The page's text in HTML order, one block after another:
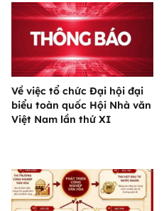
Về việc tổ chức Đại hội đại
biểu toàn quốc Hội Nhà văn
Việt Nam lần thứ XI